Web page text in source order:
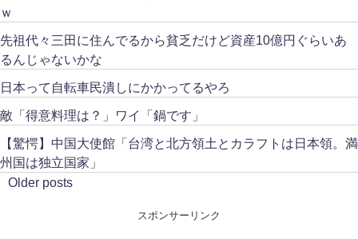
ｗ
先祖代々三田に住んでるから貧乏だけど資産10億円ぐらいあ
るんじゃないかな
日本って自転車民潰しにかかってるやろ
敵「得意料理は？」ワイ「鍋です」
【驚愕】中国大使館「台湾と北方領土とカラフトは日本領。満
州国は独立国家」
Older posts
スポンサーリンク